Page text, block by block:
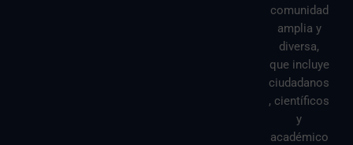
comunidad
amplia y
diversa,
que incluye
ciudadanos
, científicos
y
académico